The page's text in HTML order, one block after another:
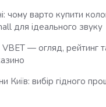
чому варто купити
для ідеального звуку
— огляд, рейтинг
Київ: вибір гідного